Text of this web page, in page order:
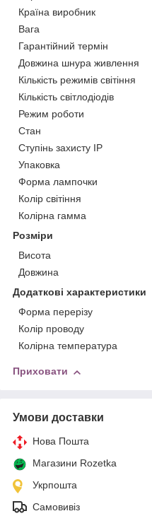
Країна виробник
Вага
Гарантійний термін
Довжина шнура живлення
Кількість режимів світіння
Кількість світлодіодів
Режим роботи
Стан
Ступінь захисту IP
Упаковка
Форма лампочки
Колір світіння
Колірна гамма
Розміри
Висота
Довжина
Додаткові характеристики
Форма перерізу
Колір проводу
Колірна температура
Приховати
Умови доставки
Нова Пошта
Магазини Rozetka
Укрпошта
Самовивіз